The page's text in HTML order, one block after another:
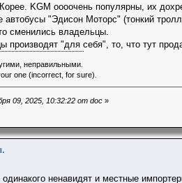
KGM оооочень популярны, их
автобусы "Эдисон Моторс" (тонкий
сменились владельцы.
производят "для себя", то, что тут
неправильными.
one (incorrect, for sure).
09, 2025, 10:32:22 от doc»
ненавидят и местные